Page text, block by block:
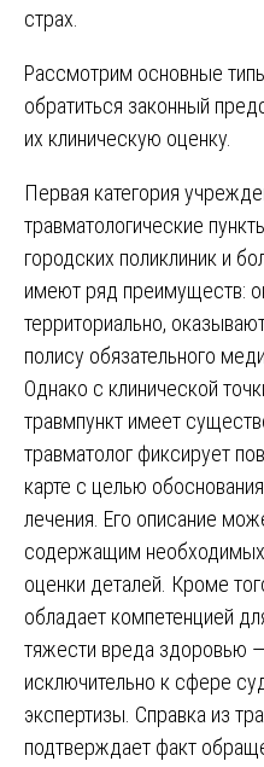
страх.
Рассмотрим основные
обратиться законный
их клиническую оценку.
Первая категория
травматологические
городских поликлиник и
имеют ряд преимуществ:
территориально,
полису обязательного
Однако с клинической
травмпункт имеет
травматолог фиксирует
карте с целью
лечения. Его описание
содержащим
оценки деталей. Кроме
обладает компетенцией
тяжести вреда здоровью
исключительно к сфере
экспертизы. Справка из
подтверждает факт